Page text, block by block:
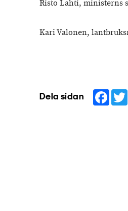
Risto Lahti, ministerns
Kari Valonen,
Dela sidan